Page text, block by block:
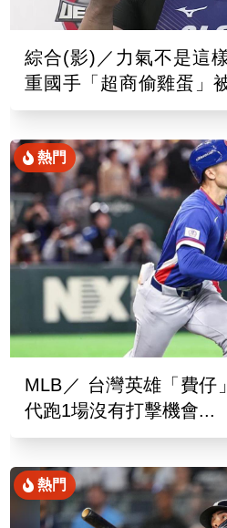
綜合(影)／力氣不是這
重國手「超商偷雞蛋」
折
熱門
MLB／ 台灣英雄「費仔
代跑1場沒有打擊機會...
熱門